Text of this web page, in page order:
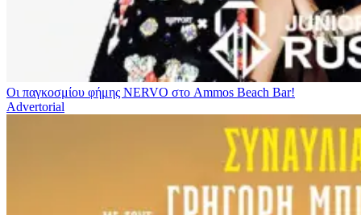
Οι παγκοσμίου φήμης NERVO στο Ammos Beach Bar!
Advertorial